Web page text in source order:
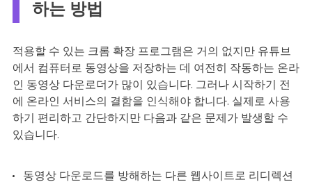
하는 방법
적용할 수 있는 크롬 확장 프로그램은 거의 없지만 유튜브
에서 컴퓨터로 동영상을 저장하는 데 여전히 작동하는 온라
인 동영상 다운로더가 많이 있습니다. 그러나 시작하기 전
에 온라인 서비스의 결함을 인식해야 합니다. 실제로 사용
하기 편리하고 간단하지만 다음과 같은 문제가 발생할 수
있습니다.
동영상 다운로드를 방해하는 다른 웹사이트로 리디렉션